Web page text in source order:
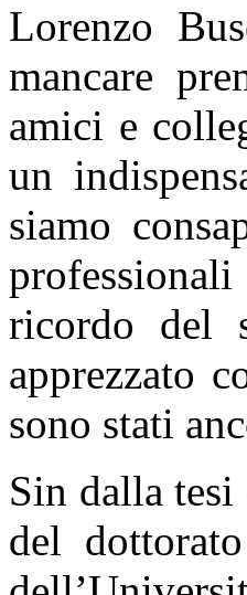
Lorenzo
mancare
amici e
un
siamo
ricordo del
apprezzato
sono stati
Sin dalla
del